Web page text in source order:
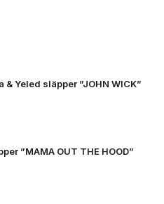
& Yeled släpper ”JOHN WICK”
”MAMA OUT THE HOOD”